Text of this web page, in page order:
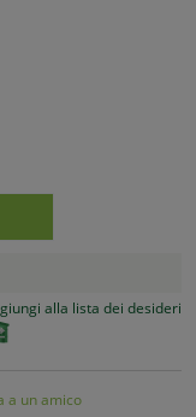
alla lista dei desideri
a un amico